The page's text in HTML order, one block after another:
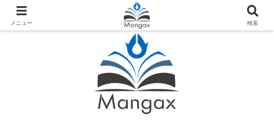
人気おすすめ漫画紹介ならMangax（マンガックス）
メニュー 検索